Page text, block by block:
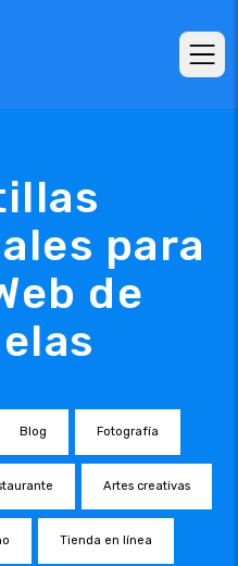
para
de
Blog Fotografía
Artes creativas
Tienda en línea